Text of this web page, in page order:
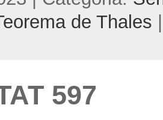
de Thales
597